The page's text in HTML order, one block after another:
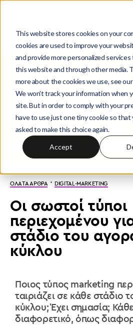
This website stores cookies on your
cookies are used to improve your
and provide more personalized
this website and through other media.
more about the cookies we use, see our
We won't track your information when
site. But in order to comply with your
have to use just one tiny cookie so that
asked to make this choice again.
Accept
ΟΛΑ ΤΑ ΑΡΘΡΑ· DIGITAL-MARKETING
Οι σωστοί τύποι
περιεχομένου
στάδιο του
κύκλου
Ποιος τύπος marketing
ταιριάζει σε κάθε στάδιο
κύκλου; Έχει σημασία;
διαφορετικό, όπως